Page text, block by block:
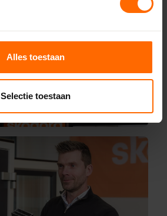
Alles toestaan
Selectie toestaan